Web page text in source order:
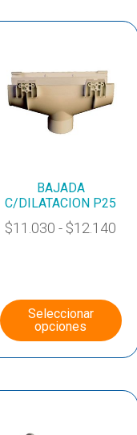
BAJADA
C/DILATACION P25
$11.030 - $12.140
Seleccionar
opciones